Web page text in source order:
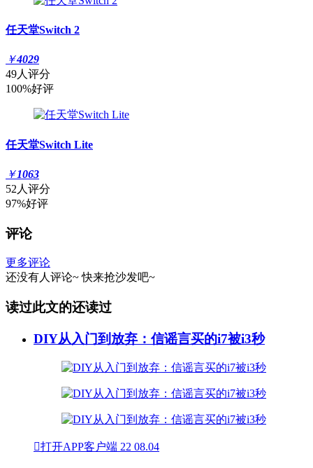
任天堂Switch 2
￥4029
49人评分
100%好评
任天堂Switch Lite
￥1063
52人评分
97%好评
评论
更多评论
还没有人评论~ 快来抢沙发吧~
读过此文的还读过
DIY从入门到放弃：信谣言买的i7被i3秒
打开APP客户端 22 08.04